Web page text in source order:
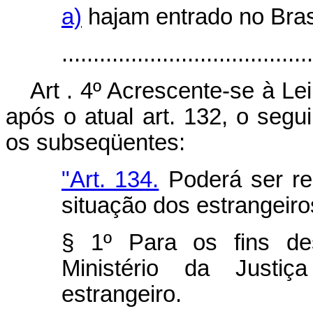
a) hajam entrado no
Art . 4º Acrescente-se à
após o atual art. 132, o
os subseqüentes:
"Art. 134. Poderá ser
situação dos
§ 1º Para os fins
Ministério da
estrangeiro.